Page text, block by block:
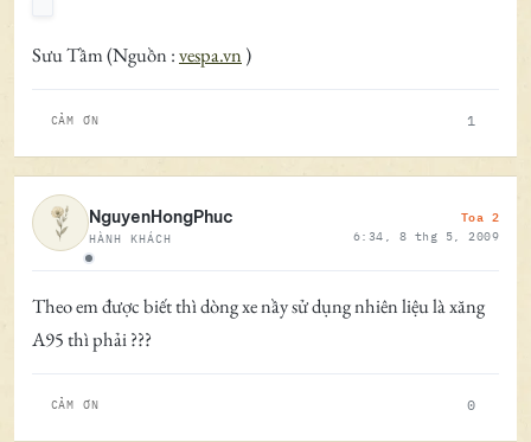
Sưu Tầm (Nguồn :vespa.vn )
CẢM ƠN 1
Ngoại tuyến
NguyenHongPhuc
HÀNH KHÁCH
Toa 2
6:34, 8 thg 5, 2009
Theo em được biết thì dòng xe nầy sử dụng nhiên liệu là xăng
A95 thì phải ???
CẢM ƠN 0